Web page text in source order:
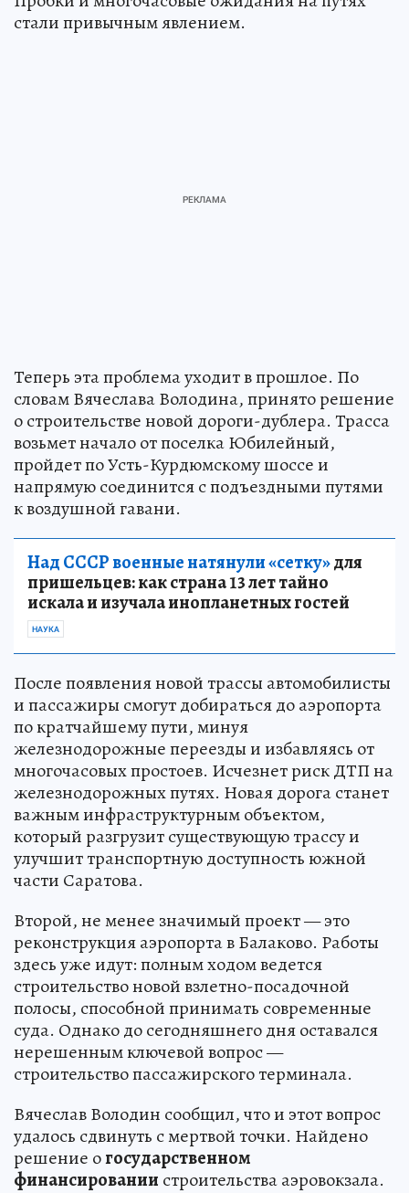
стали привычным явлением.
Теперь эта проблема уходит в прошлое. По
словам Вячеслава Володина, принято решение
о строительстве новой дороги-дублера. Трасса
возьмет начало от поселка Юбилейный,
пройдет по Усть-Курдюмскому шоссе и
напрямую соединится с подъездными путями
к воздушной гавани.
Над СССР военные натянули «сетку»для
пришельцев: как страна 13 лет тайно
искала и изучала инопланетных гостей
НАУКА
После появления новой трассы автомобилисты
и пассажиры смогут добираться до аэропорта
по кратчайшему пути, минуя
железнодорожные переезды и избавляясь от
многочасовых простоев. Исчезнет риск ДТП на
железнодорожных путях. Новая дорога станет
важным инфраструктурным объектом,
который разгрузит существующую трассу и
улучшит транспортную доступность южной
части Саратова.
Второй, не менее значимый проект — это
реконструкция аэропорта в Балаково. Работы
здесь уже идут: полным ходом ведется
строительство новой взлетно-посадочной
полосы, способной принимать современные
суда. Однако до сегодняшнего дня оставался
нерешенным ключевой вопрос —
строительство пассажирского терминала.
Вячеслав Володин сообщил, что и этот вопрос
удалось сдвинуть с мертвой точки. Найдено
решение огосударственном
финансировании строительства аэровокзала.